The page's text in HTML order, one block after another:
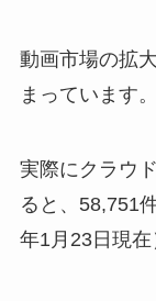
動画市場の拡
まっています。
実際にクラウ
ると、58,751
年1月23日現在